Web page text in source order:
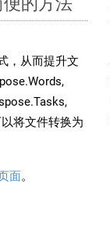
，从而提升文
将文件转换为
面。